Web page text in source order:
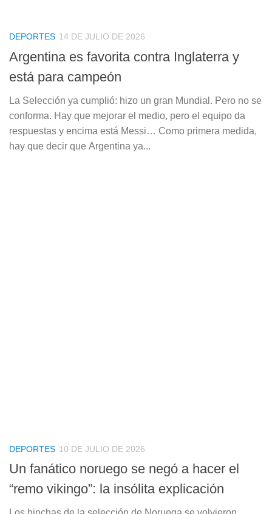
DEPORTES 14 DE JULIO DE 2026
Argentina es favorita contra Inglaterra y
está para campeón
La Selección ya cumplió: hizo un gran Mundial. Pero no se
conforma. Hay que mejorar el medio, pero el equipo da
respuestas y encima está Messi… Como primera medida,
hay que decir que Argentina ya...
DEPORTES 10 DE JULIO DE 2026
Un fanático noruego se negó a hacer el
“remo vikingo”: la insólita explicación